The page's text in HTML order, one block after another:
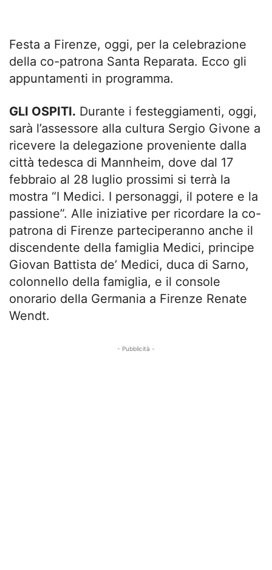
Festa a Firenze, oggi, per la celebrazione
della co-patrona Santa Reparata. Ecco gli
appuntamenti in programma.
GLI OSPITI. Durante i festeggiamenti, oggi,
sarà l’assessore alla cultura Sergio Givone a
ricevere la delegazione proveniente dalla
città tedesca di Mannheim, dove dal 17
febbraio al 28 luglio prossimi si terrà la
mostra “I Medici. I personaggi, il potere e la
passione”. Alle iniziative per ricordare la co-
patrona di Firenze parteciperanno anche il
discendente della famiglia Medici, principe
Giovan Battista de’ Medici, duca di Sarno,
colonnello della famiglia, e il console
onorario della Germania a Firenze Renate
Wendt.
- Pubblicità -